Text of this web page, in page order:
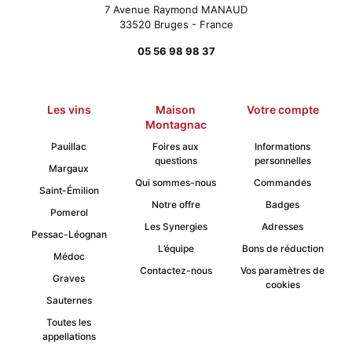
produit
7 Avenue Raymond MANAUD
33520 Bruges - France
05 56 98 98 37
Les vins
Maison
Montagnac
Votre compte
Pauillac
Margaux
Saint-Émilion
Pomerol
Pessac-Léognan
Médoc
Graves
Sauternes
Toutes les
appellations
Foires aux
questions
Qui sommes-nous
Notre offre
Les Synergies
L’équipe
Contactez-nous
Informations
personnelles
Commandes
Badges
Adresses
Bons de réduction
Vos paramètres de
cookies